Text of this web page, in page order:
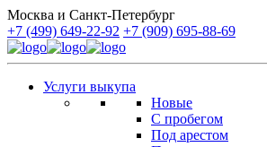
Москва и Санкт-Петербург
+7 (499) 649-22-92 +7 (909) 695-88-69
Услуги выкупа
Новые
С пробегом
Под арестом